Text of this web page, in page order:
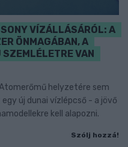
VÍZÁLLÁSÁRÓL: A
ÖNMAGÁBAN, A
VAN
helyzetére sem
új dunai vízlépcső - a jövő
kell alapozni.
Szólj hozzá!